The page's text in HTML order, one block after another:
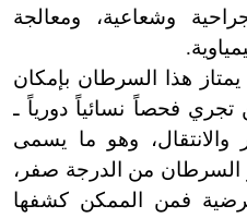
وشعاعية، ومعالجة
هذا السرطان بإمكان
تجري فحصاً نسائياً دورياً ـ
والانتقال، وهو ما يسمى
السرطان من الدرجة صفر،
فمن الممكن كشفها